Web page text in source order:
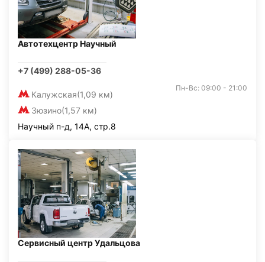
Автотехцентр Научный
+7 (499) 288-05-36
Калужская(1,09 км)
Зюзино(1,57 км)
Пн-Вс: 09:00 - 21:00
Научный п-д, 14А, стр.8
Сервисный центр Удальцова